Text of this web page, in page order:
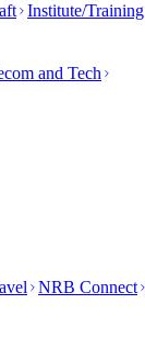
Institute/Training
and Tech
NRB Connect